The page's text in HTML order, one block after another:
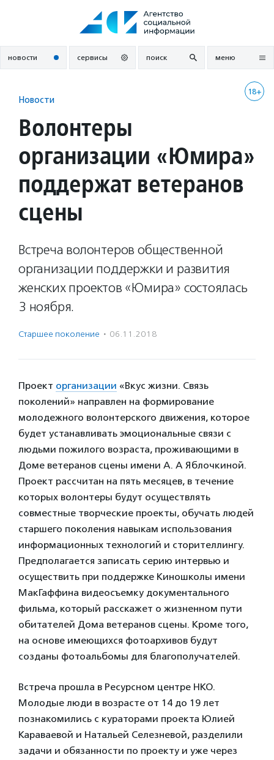
новости сервисы поиск меню
18+
Новости
Волонтеры
организации «Юмира»
поддержат ветеранов
сцены
Встреча волонтеров общественной
организации поддержки и развития
женских проектов «Юмира» состоялась
3 ноября.
Старшее поколение · 06.11.2018
Проект организации «Вкус жизни. Связь
поколений» направлен на формирование
молодежного волонтерского движения, которое
будет устанавливать эмоциональные связи с
людьми пожилого возраста, проживающими в
Доме ветеранов сцены имени А. А Яблочкиной.
Проект рассчитан на пять месяцев, в течение
которых волонтеры будут осуществлять
совместные творческие проекты, обучать людей
старшего поколения навыкам использования
информационных технологий и сторителлингу.
Предполагается записать серию интервью и
осуществить при поддержке Киношколы имени
МакГаффина видеосъемку документального
фильма, который расскажет о жизненном пути
обитателей Дома ветеранов сцены. Кроме того,
на основе имеющихся фотоархивов будут
созданы фотоальбомы для благополучателей.
Встреча прошла в Ресурсном центре НКО.
Молодые люди в возрасте от 14 до 19 лет
познакомились с кураторами проекта Юлией
Караваевой и Натальей Селезневой, разделили
задачи и обязанности по проекту и уже через